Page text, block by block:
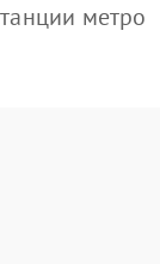
метро